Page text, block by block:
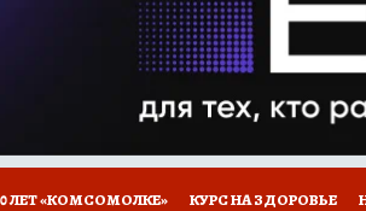
НОВОЕ НА САЙТЕ
ЛЕТ «КОМСОМОЛКЕ» КУРС НА ЗДОРОВЬЕ